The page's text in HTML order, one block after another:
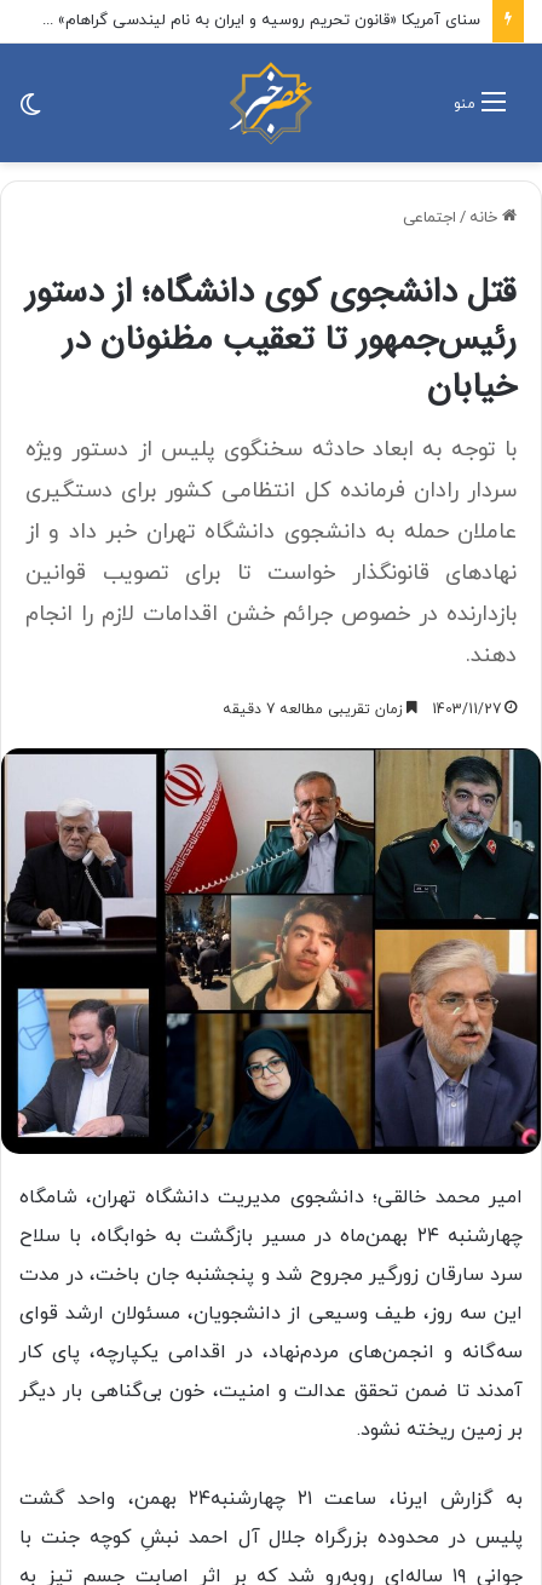
سنای آمریکا «قانون تحریم روسیه و ایران به نام لیندسی گراهام» را تصویب کرد / این لایحه تحریم‌های ایران را تمدید می‌کند و مانع از انقضای محدودیت‌های اعمال‌شده بر بخش انرژی و صنایع تسلیحاتی ایران می‌شود
منو
خانه / اجتماعی
قتل دانشجوی کوی دانشگاه؛ از دستور
رئیس‌جمهور تا تعقیب مظنونان در
خیابان
با توجه به ابعاد حادثه سخنگوی پلیس از دستور ویژه
سردار رادان فرمانده کل انتظامی کشور برای دستگیری
عاملان حمله به دانشجوی دانشگاه تهران خبر داد و از
نهاد‌های قانونگذار خواست تا برای تصویب قوانین
بازدارنده در خصوص جرائم خشن اقدامات لازم را انجام
دهند.
1403/11/27 زمان تقریبی مطالعه 7 دقیقه
امیر محمد خالقی؛ دانشجوی مدیریت دانشگاه تهران، شامگاه
چهارشنبه ۲۴ بهمن‌ماه در مسیر بازگشت به خوابگاه، با سلاح
سرد سارقان زورگیر مجروح شد و پنجشنبه جان باخت، در مدت
این سه روز، طیف وسیعی از دانشجویان، مسئولان ارشد قوای
سه‌گانه و انجمن‌های مردم‌نهاد، در اقدامی یکپارچه، پای کار
آمدند تا ضمن تحقق عدالت و امنیت، خون بی‌گناهی بار دیگر
بر زمین ریخته نشود.
به گزارش ایرنا، ساعت ۲۱ چهارشنبه۲۴ بهمن، واحد گشت
پلیس در محدوده بزرگراه جلال آل احمد نبشِ کوچه جنت با
جوانی ۱۹ ساله‌ای رو‌به‌رو شد که بر اثر اصابت جسم تیز به